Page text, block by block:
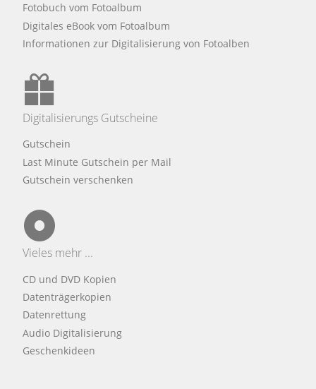
Fotobuch vom Fotoalbum
Digitales eBook vom Fotoalbum
Informationen zur Digitalisierung von Fotoalben
Digitalisierungs Gutscheine
Gutschein
Last Minute Gutschein per Mail
Gutschein verschenken
Vieles mehr ...
CD und DVD Kopien
Datenträgerkopien
Datenrettung
Audio Digitalisierung
Geschenkideen